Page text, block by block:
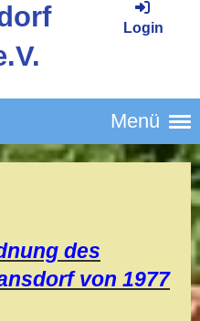
Login
Menü
des
von 1977